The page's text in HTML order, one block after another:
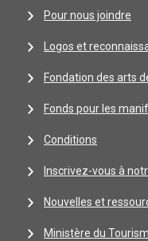
Pour nous joindre
Logos et
Fondation des arts
Fonds pour les
Conditions
Inscrivez-vous à
Nouvelles et
Ministère du